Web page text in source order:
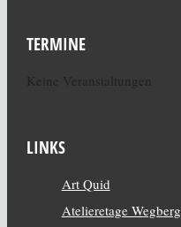
TERMINE
LINKS
Art Quid
Atelieretage Wegberg